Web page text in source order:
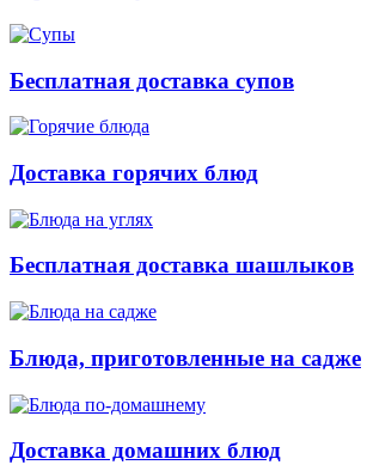
Бесплатная доставка супов
Доставка горячих блюд
Бесплатная доставка шашлыков
Блюда, приготовленные на садже
Доставка домашних блюд